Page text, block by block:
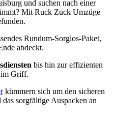
und suchen nach einer
Mit Ruck Zuck Umzüge
Rundum-Sorglos-Paket,
abdeckt.
bis hin zur effizienten
im Griff.
kümmern sich um den sicheren
sorgfältige Auspacken an